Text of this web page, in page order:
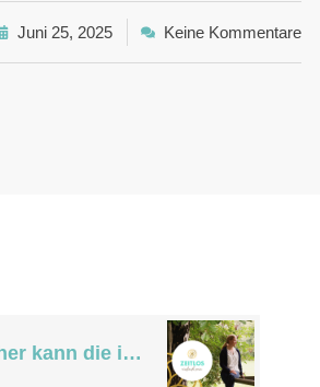
Juni 25, 2025 Keine Kommentare